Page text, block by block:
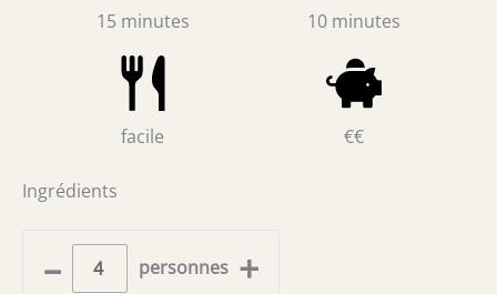
15 minutes 10 minutes
facile €€
Ingrédients
– personnes +